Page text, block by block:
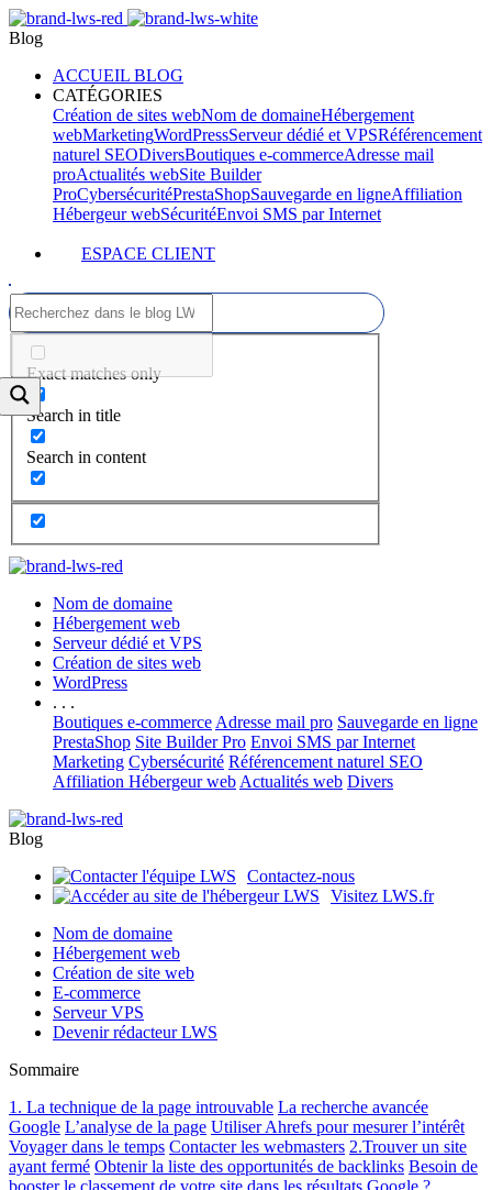
Blog
ACCUEIL BLOG
CATÉGORIES
Création de sites webNom de domaineHébergement
webMarketingWordPressServeur dédié et VPSRéférencement
naturel SEODiversBoutiques e-commerceAdresse mail
proActualités webSite Builder
ProCybersécuritéPrestaShopSauvegarde en ligneAffiliation
Hébergeur webSécuritéEnvoi SMS par Internet
ESPACE CLIENT
Exact matches only
Search in title
Search in content
Nom de domaine
Hébergement web
Serveur dédié et VPS
Création de sites web
WordPress
. . .
Boutiques e-commerce Adresse mail pro Sauvegarde en ligne
PrestaShop Site Builder Pro Envoi SMS par Internet
Marketing Cybersécurité Référencement naturel SEO
Affiliation Hébergeur web Actualités web Divers
Blog
Contactez-nous
Visitez LWS.fr
Nom de domaine
Hébergement web
Création de site web
E-commerce
Serveur VPS
Devenir rédacteur LWS
Sommaire
1. La technique de la page introuvable La recherche avancée
Google L’analyse de la page Utiliser Ahrefs pour mesurer l’intérêt
Voyager dans le temps Contacter les webmasters 2.Trouver un site
ayant fermé Obtenir la liste des opportunités de backlinks Besoin de